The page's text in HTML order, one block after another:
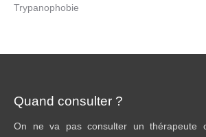
Trypanophobie
Quand consulter ?
On ne va pas consulter un thérapeute